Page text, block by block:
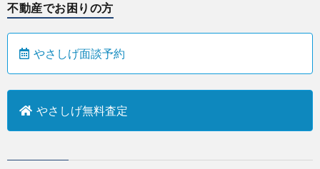
不動産でお困りの方
やさしげ面談予約
やさしげ無料査定